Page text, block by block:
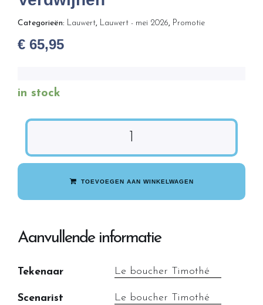
Categorieën: Lauwert, Lauwert - mei 2026, Promotie
€ 65,95
in stock
TOEVOEGEN AAN WINKELWAGEN
Aanvullende informatie
Tekenaar Le boucher Timothé
Scenarist Le boucher Timothé